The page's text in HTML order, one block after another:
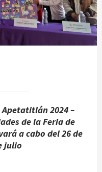
2024 –
de la Feria de
a cabo del 26 de
julio